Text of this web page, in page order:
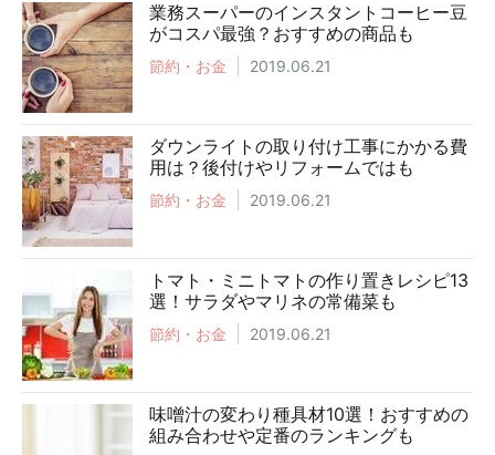
業務スーパーのインスタントコーヒー豆
がコスパ最強？おすすめの商品も
節約・お金 2019.06.21
ダウンライトの取り付け工事にかかる費
用は？後付けやリフォームではも
節約・お金 2019.06.21
トマト・ミニトマトの作り置きレシピ13
選！サラダやマリネの常備菜も
節約・お金 2019.06.21
味噌汁の変わり種具材10選！おすすめの
組み合わせや定番のランキングも